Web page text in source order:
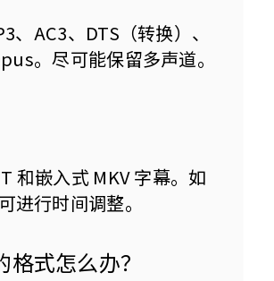
、AC3、DTS（转换）、
。尽可能保留多声道。
和嵌入式 MKV 字幕。如
进行时间调整。
格式怎么办？